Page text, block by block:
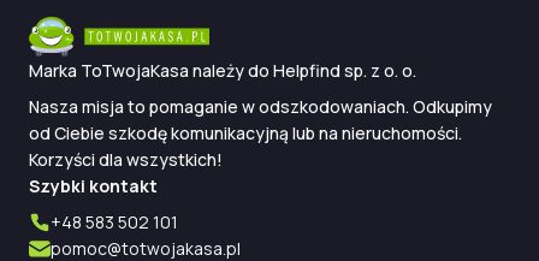
na pojeździe?
Nawet+3150 zł1— Sprawdź w 3 minuty
Marka ToTwojaKasa należy do Helpfind sp. z o. o.
Nasza misja to pomaganie w odszkodowaniach. Odkupimy
od Ciebie szkodę komunikacyjną lub na nieruchomości.
Korzyści dla wszystkich!
Szybki kontakt
+48 583 502 101
pomoc@totwojakasa.pl